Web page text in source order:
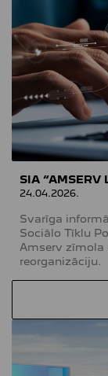
SIA “AMSERV
24.04.2026.
Svarīga
Sociālo Tīklu
Amserv zīmola
reorganizāciju.